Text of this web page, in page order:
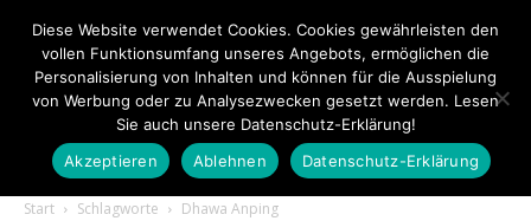
Touristiknews.de
Start Schlagworte Dhawa Anping
Diese Website verwendet Cookies. Cookies gewährleisten den
vollen Funktionsumfang unseres Angebots, ermöglichen die
Personalisierung von Inhalten und können für die Ausspielung
von Werbung oder zu Analysezwecken gesetzt werden. Lesen
Sie auch unsere Datenschutz-Erklärung!
Akzeptieren
Ablehnen Datenschutz-Erklärung